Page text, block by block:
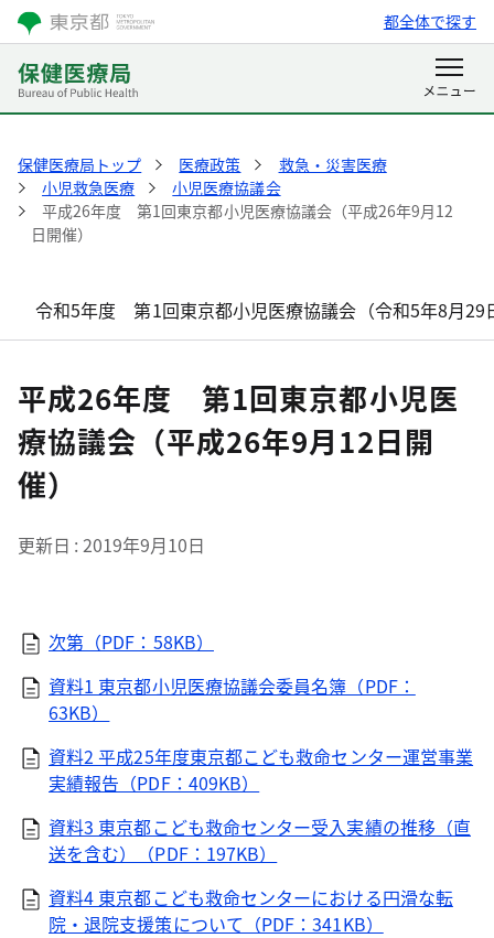
都全体で探す
保健医療局トップ 医療政策
救急・災害医療
小児救急医療
小児医療協議会
平成26年度 第1回東京都小児医療協議会（平成26年9月12
日開催）
令和5年度 第1回東京都小児医療協議会（令和5年8月29
平成26年度 第1回東京都小児医
療協議会（平成26年9月12日開
催）
更新日 2019年9月10日
次第（PDF：58KB）
資料1 東京都小児医療協議会委員名簿（PDF：
63KB）
資料2 平成25年度東京都こども救命センター運営事業
実績報告（PDF：409KB）
資料3 東京都こども救命センター受入実績の推移（直
送を含む）（PDF：197KB）
資料4 東京都こども救命センターにおける円滑な転
院・退院支援策について（PDF：341KB）